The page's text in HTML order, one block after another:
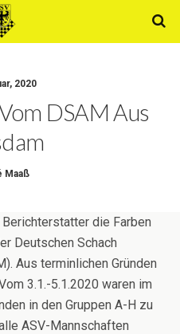
2020
DSAM Aus
Maaß
die Farben
Deutschen Schach
Aus terminlichen Gründen
3.1.-5.1.2020 waren im
in den Gruppen A-H zu
ASV-Mannschaften